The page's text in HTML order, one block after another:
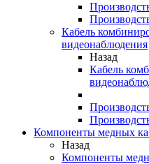
Кабель
видеонаблюдения
Назад
Кабель
Компоненты медных
Назад
Компоненты